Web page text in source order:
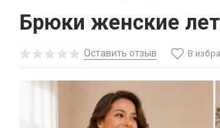
Брюки женские
Оставить отзыв В